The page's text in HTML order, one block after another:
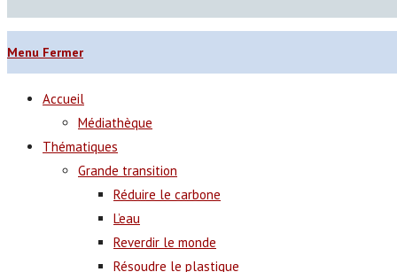
Menu Fermer
Accueil
Médiathèque
Thématiques
Grande transition
Réduire le carbone
L’eau
Reverdir le monde
Résoudre le plastique